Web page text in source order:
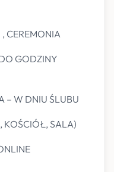
CEREMONIA
GODZINY
– W DNIU ŚLUBU
KOŚCIÓŁ, SALA)